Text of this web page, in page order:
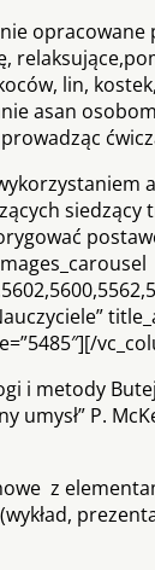
lin,
asan
i metody
umysł” P.
z